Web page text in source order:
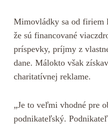
Mimovládky sa od firiem
že sú financované
príspevky, príjmy z
dane. Málokto však
charitatívnej reklame.
„Je to veľmi vhodné pre
podnikateľský.